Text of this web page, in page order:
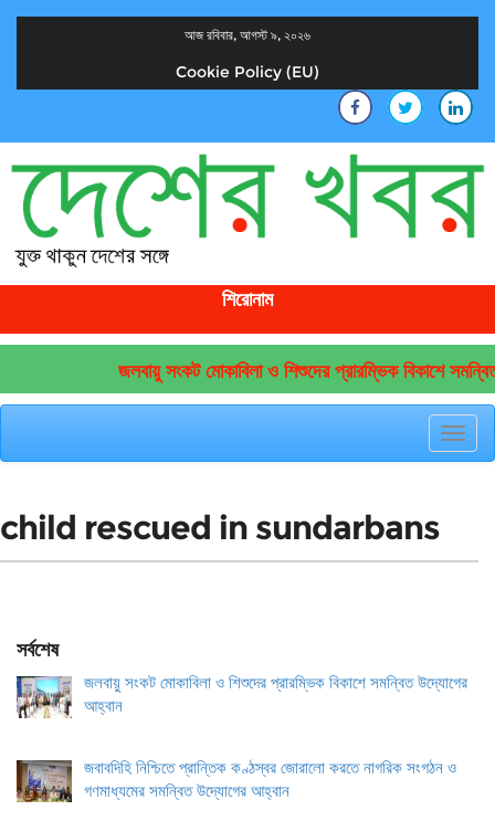
আজ রবিবার, আগস্ট ৯, ২০২৬
Cookie Policy (EU)
শিরোনাম
জলবায়ু সংকট মোকাবিলা ও শিশুদের প্রারম্ভিক বিকাশে
child rescued in sundarbans
সর্বশেষ
জলবায়ু সংকট মোকাবিলা ও শিশুদের প্রারম্ভিক বিকাশে সমন্বিত উদ্যোগের
আহ্বান
জবাবদিহি নিশ্চিতে প্রান্তিক কণ্ঠস্বর জোরালো করতে নাগরিক সংগঠন ও
গণমাধ্যমের সমন্বিত উদ্যোগের আহ্বান